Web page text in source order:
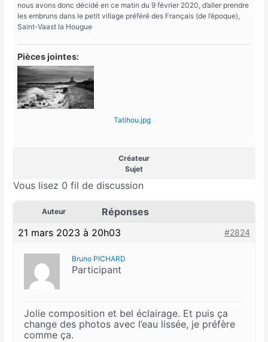
nous avons donc décidé en ce matin du 9 février 2020, d’aller prendre
les embruns dans le petit village préféré des Français (de l’époque),
Saint-Vaast la Hougue
Pièces jointes:
Tatihou.jpg
Créateur
Sujet
Vous lisez 0 fil de discussion
Auteur
Réponses
21 mars 2023 à 20h03
#2824
Bruno PICHARD
Participant
Jolie composition et bel éclairage. Et puis ça
change des photos avec l’eau lissée, je préfère
comme ça.